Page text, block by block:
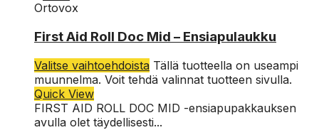
Ortovox
First Aid Roll Doc Mid – Ensiapulaukku
Valitse vaihtoehdoista Tällä tuotteella on useampi
muunnelma. Voit tehdä valinnat tuotteen sivulla.
Quick View
FIRST AID ROLL DOC MID -ensiapupakkauksen
avulla olet täydellisesti...